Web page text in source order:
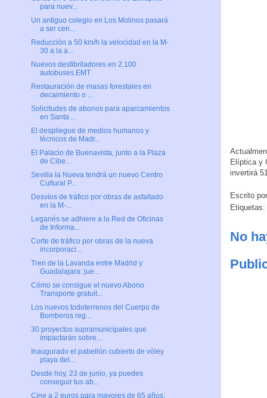
Elíptica y
invertirá
Escrito
Etiquetas:
No
para nuev...
Un antiguo colegio en Los Molinos pasará
a ser cen...
Reducción a 50 km/h la velocidad en la M-
30 a la a...
Nuevos desfibriladores en 2.100
autobuses EMT
Restauración de masas forestales en
decaimiento o ...
Solicitudes de abonos para aparcamientos
en Santa ...
El despliegue de medios humanos y
técnicos de Madr...
El Palacio de Buenavista, junto a la Plaza
de Cibe...
Sevilla la Nueva tendrá un nuevo Centro
Cultural P...
Desvíos de tráfico por obras de asfaltado
en la M-...
Leganés se adhiere a la Red de Oficinas
de Informa...
Corte de tráfico por obras de la nueva
incorporaci...
Tren de la Lavanda entre Madrid y
Guadalajara: jue...
Cómo se consigue el nuevo Abono
Transporte gratuit...
Los nuevos todoterrenos del Cuerpo de
Bomberos reg...
30 proyectos supramunicipales que
impactarán sobre...
Inaugurado el pabellón cubierto de vóley
playa del...
Desde hoy, 23 de junio, ya puedes
conseguir tus ab...
Cine a 2 euros para mayores de 65 años: